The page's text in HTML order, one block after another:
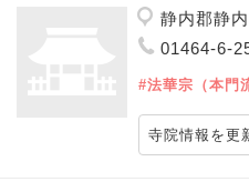
静内郡静
01464-6-
#法華宗（本門
寺院情報を更